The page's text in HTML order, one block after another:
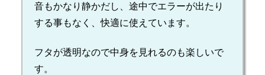
音もかなり静かだし、途中でエラーが出たり
する事もなく、快適に使えています。
フタが透明なので中身を見れるのも楽しいで
す。